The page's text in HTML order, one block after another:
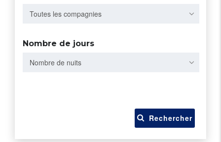
Toutes les compagnies
Nombre de jours
Nombre de nuits
Rechercher